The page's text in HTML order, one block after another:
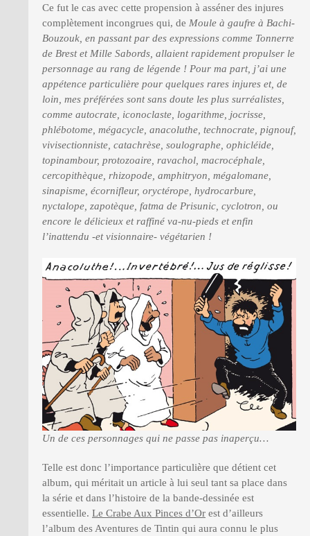
Ce fut le cas avec cette propension à asséner des injures
complètement incongrues qui, de Moule à gaufre à Bachi-
Bouzouk , en passant par des expressions comme Tonnerre
de Brestet Mille Sabords , allaient rapidement propulser le
personnage au rang de légende ! Pour ma part, j’ai une
appétence particulière pour quelques rares injures et, de
loin, mes préférées sont sans doute les plus surréalistes,
comme autocrate, iconoclaste, logarithme, jocrisse,
phlébotome, mégacycle, anacoluthe, technocrate, pignouf,
vivisectionniste, catachrèse, soulographe, ophicléide,
topinambour, protozoaire, ravachol, macrocéphale,
cercopithèque, rhizopode, amphitryon, mégalomane,
sinapisme, écornifleur, oryctérope, hydrocarbure,
nyctalope, zapotèque, fatma de Prisunic, cyclotron , ou
encore le délicieux et raffiné va-nu-pieds et enfin
l’inattendu -et visionnaire- végétarien !
Un de ces personnages qui ne passe pas inaperçu…
Telle est donc l’importance particulière que détient cet
album, qui méritait un article à lui seul tant sa place dans
la série et dans l’histoire de la bande-dessinée est
essentielle. Le Crabe Aux Pinces d’Or est d’ailleurs
l’album des Aventures de Tintin qui aura connu le plus